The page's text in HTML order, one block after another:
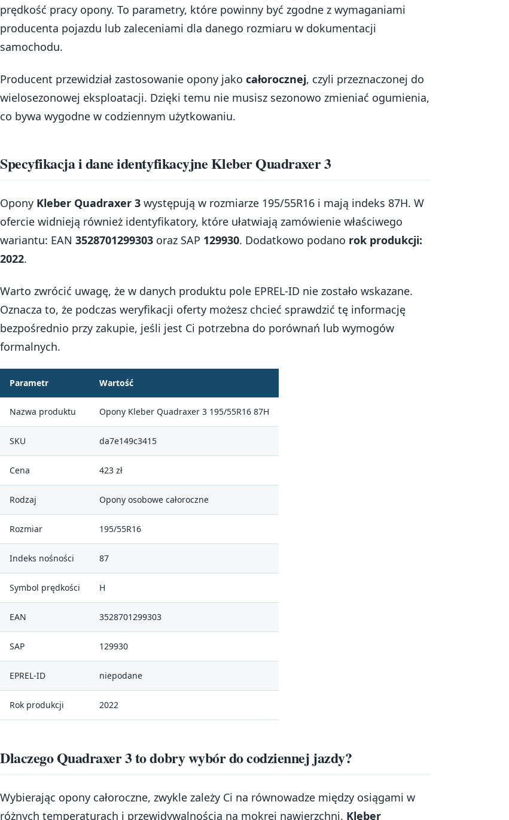
prędkość pracy opony. To parametry, które powinny być zgodne z wymaganiami
producenta pojazdu lub zaleceniami dla danego rozmiaru w dokumentacji
samochodu.
Producent przewidział zastosowanie opony jako całorocznej, czyli przeznaczonej do
wielosezonowej eksploatacji. Dzięki temu nie musisz sezonowo zmieniać ogumienia,
co bywa wygodne w codziennym użytkowaniu.
Specyfikacja i dane identyfikacyjne Kleber Quadraxer 3
Opony Kleber Quadraxer 3 występują w rozmiarze 195/55R16 i mają indeks 87H. W
ofercie widnieją również identyfikatory, które ułatwiają zamówienie właściwego
wariantu: EAN 3528701299303 oraz SAP 129930. Dodatkowo podano rok produkcji:
2022.
Warto zwrócić uwagę, że w danych produktu pole EPREL-ID nie zostało wskazane.
Oznacza to, że podczas weryfikacji oferty możesz chcieć sprawdzić tę informację
bezpośrednio przy zakupie, jeśli jest Ci potrzebna do porównań lub wymogów
formalnych.
Parametr Wartość
Nazwa produktu Opony Kleber Quadraxer 3 195/55R16 87H
SKU da7e149c3415
Cena 423 zł
Rodzaj Opony osobowe całoroczne
Rozmiar 195/55R16
Indeks nośności 87
Symbol prędkości H
EAN 3528701299303
SAP 129930
EPREL-ID niepodane
Rok produkcji 2022
Dlaczego Quadraxer 3 to dobry wybór do codziennej jazdy?
Wybierając opony całoroczne, zwykle zależy Ci na równowadze między osiągami w
różnych temperaturach i przewidywalnością na mokrej nawierzchni. Kleber